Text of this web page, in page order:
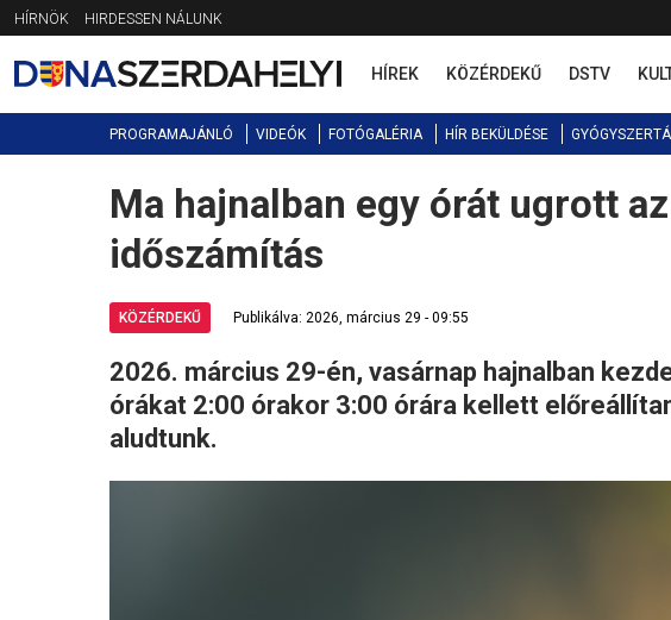
Jump
to
navigation
HÍRNÖK HIRDESSEN NÁLUNK
HÍREK KÖZÉRDEKŰ DSTV
PROGRAMAJÁNLÓ VIDEÓK FOTÓGALÉRIA HÍR BEKÜLDÉSE
Back
to
top
Ma hajnalban egy órát ugrott
időszámítás
KÖZÉRDEKŰ Publikálva: 2026, március 29 - 09:55
2026. március 29-én, vasárnap hajnalban
órákat 2:00 órakor 3:00 órára kellett
aludtunk.